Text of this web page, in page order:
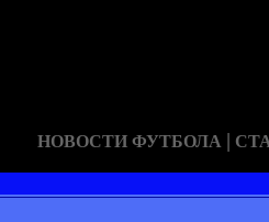
НОВОСТИ ФУТБОЛА |